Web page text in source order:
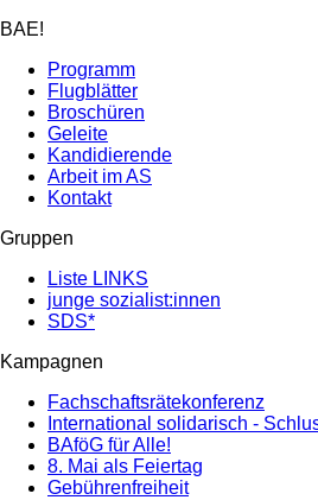
BAE!
Programm
Flugblätter
Broschüren
Geleite
Kandidierende
Arbeit im AS
Kontakt
Gruppen
Liste LINKS
junge sozialist:innen
SDS*
Kampagnen
Fachschaftsrätekonferenz
International solidarisch -
BAföG für Alle!
8. Mai als Feiertag
Gebührenfreiheit